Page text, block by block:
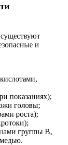
и
показаниях);
головы;
роста);
группы В,